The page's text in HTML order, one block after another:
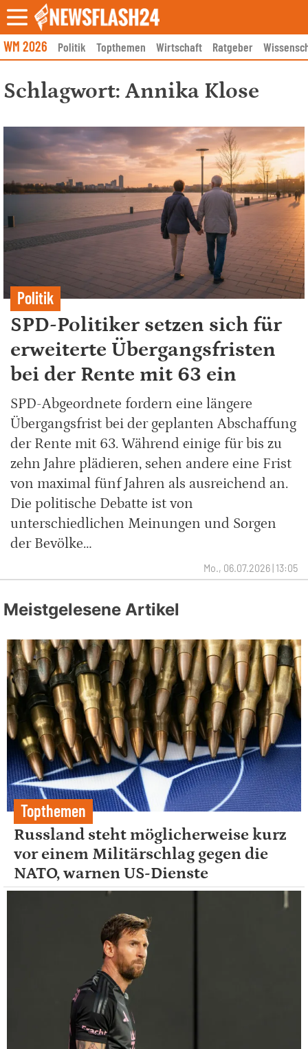
Skip
to
content
WM 2026 Politik Topthemen Wirtschaft Ratgeber
Schlagwort: Annika Klose
Politik
SPD-Politiker setzen sich für
erweiterte Übergangsfristen
bei der Rente mit 63 ein
SPD-Abgeordnete fordern eine längere
Übergangsfrist bei der geplanten Abschaffung
der Rente mit 63. Während einige für bis zu
zehn Jahre plädieren, sehen andere eine Frist
von maximal fünf Jahren als ausreichend an.
Die politische Debatte ist von
unterschiedlichen Meinungen und Sorgen
der Bevölke…
Mo., 06.07.2026 | 13:05
Meistgelesene Artikel
Topthemen
Russland steht möglicherweise kurz
vor einem Militärschlag gegen die
NATO, warnen US-Dienste